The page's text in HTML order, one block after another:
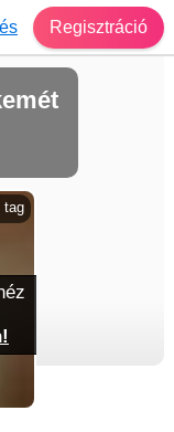
Regisztráció
tag